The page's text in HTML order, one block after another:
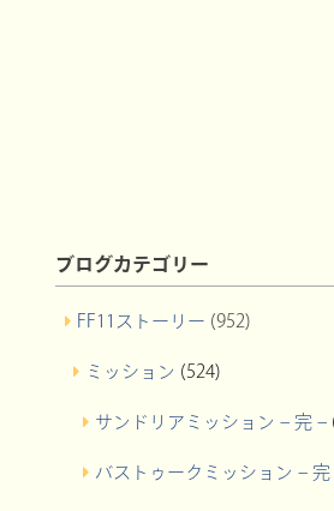
ブログカテゴリー
FF11ストーリー (952)
ミッション (524)
サンドリアミッション – 完 –
バストゥークミッション – 完